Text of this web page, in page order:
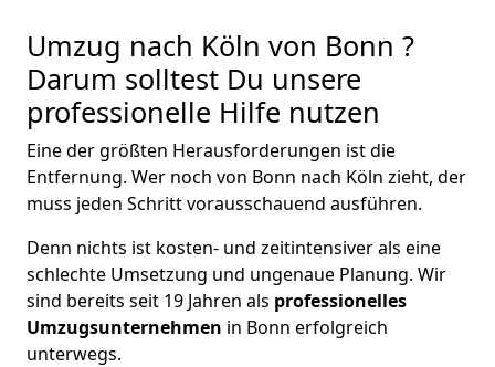
Umzug nach Köln von Bonn ?
Darum solltest Du unsere
professionelle Hilfe nutzen
Eine der größten Herausforderungen ist die
Entfernung. Wer noch von Bonn nach Köln zieht, der
muss jeden Schritt vorausschauend ausführen.
Denn nichts ist kosten- und zeitintensiver als eine
schlechte Umsetzung und ungenaue Planung. Wir
sind bereits seit 19 Jahren als professionelles
Umzugsunternehmen in Bonn erfolgreich
unterwegs.